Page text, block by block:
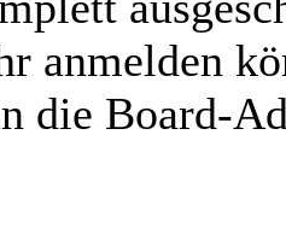
anmelden
die Board-